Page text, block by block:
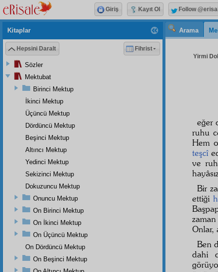
Arama
Yirmi
eğer
ruhu
Hem
teşcî
ve
Bir
ettiği
Onlar,
Ben
dahi
Kitaplar
Hepsini Daralt Fihrist
Sözler
Mektubat
Birinci Mektup
İkinci Mektup
Üçüncü Mektup
Dördüncü Mektup
Beşinci Mektup
Altıncı Mektup
Yedinci Mektup
Sekizinci Mektup
Dokuzuncu Mektup
Onuncu Mektup
On Birinci Mektup
On İkinci Mektup
On Üçüncü Mektup
On Dördüncü Mektup
On Beşinci Mektup
Giriş Kayıt Ol Follow